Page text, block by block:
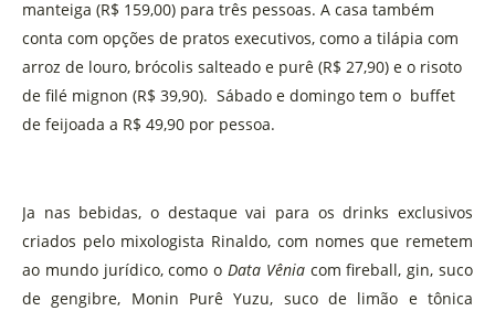
manteiga (R$ 159,00) para três pessoas. A casa também
conta com opções de pratos executivos, como a tilápia com
arroz de louro, brócolis salteado e purê (R$ 27,90) e o risoto
de filé mignon (R$ 39,90). Sábado e domingo tem o buffet
de feijoada a R$ 49,90 por pessoa.
Ja nas bebidas, o destaque vai para os drinks exclusivos
criados pelo mixologista Rinaldo, com nomes que remetem
ao mundo jurídico, como o Data Vêniacom fireball, gin, suco
de gengibre, Monin Purê Yuzu, suco de limão e tônica